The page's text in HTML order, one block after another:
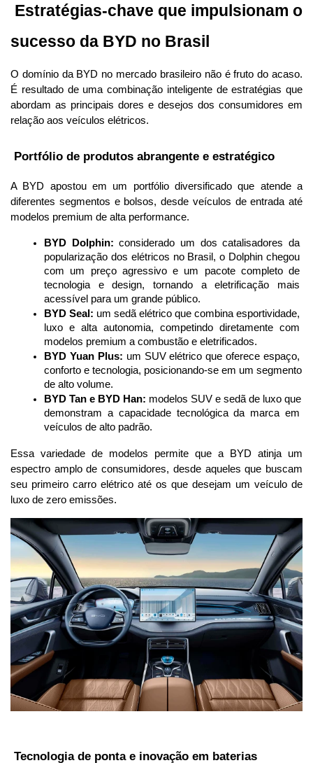
Estratégias-chave que impulsionam o
sucesso da BYD no Brasil
O domínio da BYD no mercado brasileiro não é fruto do acaso.
É resultado de uma combinação inteligente de estratégias que
abordam as principais dores e desejos dos consumidores em
relação aos veículos elétricos.
Portfólio de produtos abrangente e estratégico
A BYD apostou em um portfólio diversificado que atende a
diferentes segmentos e bolsos, desde veículos de entrada até
modelos premium de alta performance.
BYD Dolphin: considerado um dos catalisadores da
popularização dos elétricos no Brasil, o Dolphin chegou
com um preço agressivo e um pacote completo de
tecnologia e design, tornando a eletrificação mais
acessível para um grande público.
BYD Seal: um sedã elétrico que combina esportividade,
luxo e alta autonomia, competindo diretamente com
modelos premium a combustão e eletrificados.
BYD Yuan Plus: um SUV elétrico que oferece espaço,
conforto e tecnologia, posicionando-se em um segmento
de alto volume.
BYD Tan e BYD Han: modelos SUV e sedã de luxo que
demonstram a capacidade tecnológica da marca em
veículos de alto padrão.
Essa variedade de modelos permite que a BYD atinja um
espectro amplo de consumidores, desde aqueles que buscam
seu primeiro carro elétrico até os que desejam um veículo de
luxo de zero emissões.
Tecnologia de ponta e inovação em baterias